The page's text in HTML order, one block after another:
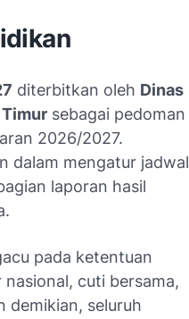
diterbitkan oleh Dinas
sebagai pedoman
2026/2027.
dalam mengatur jadwal
laporan hasil
pada ketentuan
cuti bersama,
demikian, seluruh